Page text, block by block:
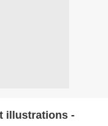
illustrations -